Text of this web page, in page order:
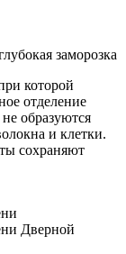
заморозка
которой
отделение
образуются
и клетки.
сохраняют
Дверной